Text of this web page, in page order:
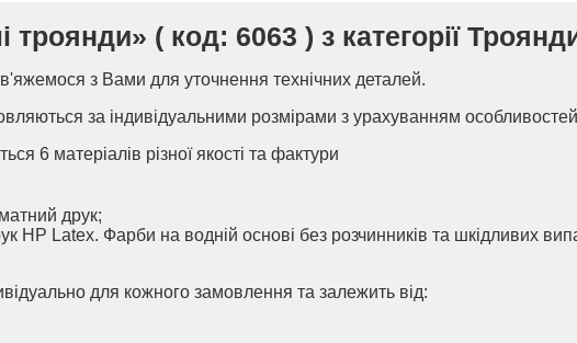
( код: 6063 ) з категорії
з Вами для уточнення технічних деталей.
за індивідуальними розмірами з урахуванням
6 матеріалів різної якості та фактури
друк;
HP Latex. Фарби на водній основі без розчинників та шкідливих
для кожного замовлення та залежить від: